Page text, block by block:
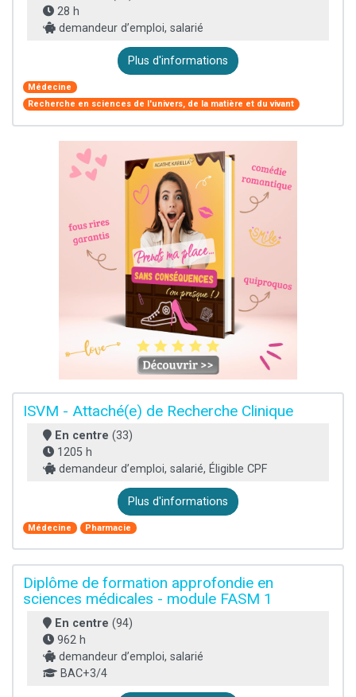
28 h
demandeur d’emploi, salarié
Plus d'informations
Médecine
Recherche en sciences de l'univers, de la matière et du vivant
ISVM - Attaché(e) de Recherche Clinique
En centre (33)
1205 h
demandeur d’emploi, salarié, Éligible CPF
Plus d'informations
Médecine Pharmacie
Diplôme de formation approfondie en
sciences médicales - module FASM 1
En centre (94)
962 h
demandeur d’emploi, salarié
BAC+3/4